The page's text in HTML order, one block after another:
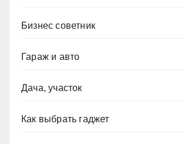
Бизнес советник
Гараж и авто
Дача, участок
Как выбрать гаджет